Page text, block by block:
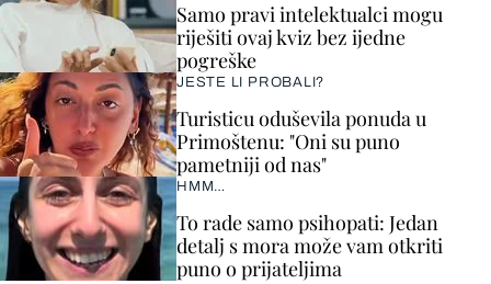
Samo pravi intelektualci mogu
riješiti ovaj kviz bez ijedne
pogreške
JESTE LI PROBALI?
Turisticu oduševila ponuda u
Primoštenu: "Oni su puno
pametniji od nas"
HMM…
To rade samo psihopati: Jedan
detalj s mora može vam otkriti
puno o prijateljima